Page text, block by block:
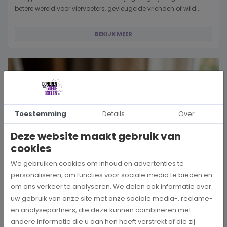
betere wereld voor viervoeters, gevleugelde vrienden of wild...
BEKIJK MEER
Hoe kies je een goed doel dat écht bij je past?
Toestemming Details Over
Deze website maakt gebruik van
cookies
We gebruiken cookies om inhoud en advertenties te
personaliseren, om functies voor sociale media te bieden en
om ons verkeer te analyseren. We delen ook informatie over
uw gebruik van onze site met onze sociale media-, reclame-
en analysepartners, die deze kunnen combineren met
andere informatie die u aan hen heeft verstrekt of die zij